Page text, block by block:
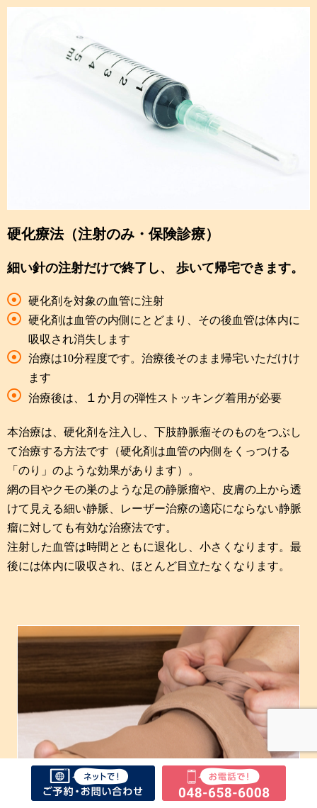
硬化療法（注射のみ・保険診療）
細い針の注射だけで終了し、 歩いて帰宅できます。
硬化剤を対象の血管に注射
硬化剤は血管の内側にとどまり、その後血管は体内に
吸収され消失します
治療は10分程度です。治療後そのまま帰宅いただけけ
ます
治療後は、
１か月 の弾性ストッキング着用が必要
本治療は、硬化剤を注入し、下肢静脈瘤そのものをつぶし
て治療する方法です（硬化剤は血管の内側をくっつける
「のり」のような効果があります）。
網の目やクモの巣のような足の静脈瘤や、皮膚の上から透
けて見える細い静脈、レーザー治療の適応にならない静脈
瘤に対しても有効な治療法です。
注射した血管は時間とともに退化し、小さくなります。最
後には体内に吸収され、ほとんど目立たなくなります。